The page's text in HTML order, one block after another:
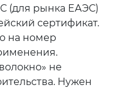
(для рынка ЕАЭС)
сертификат.
на номер
не
Нужен